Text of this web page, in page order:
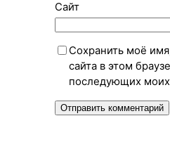
Сайт
Сохранить моё
сайта в этом
последующих